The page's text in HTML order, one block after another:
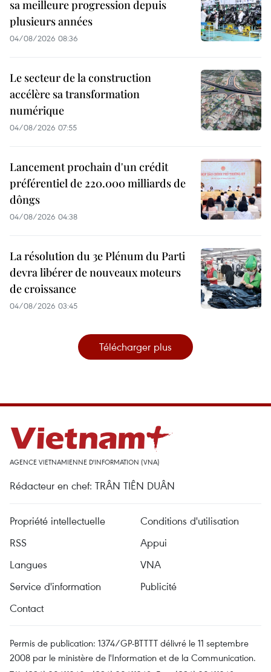
sa meilleure progression depuis
plusieurs années
04/08/2026 08:36
Le secteur de la construction
accélère sa transformation
numérique
04/08/2026 07:55
Lancement prochain d'un crédit
préférentiel de 220.000 milliards de
dôngs
04/08/2026 04:38
La résolution du 3e Plénum du Parti
devra libérer de nouveaux moteurs
de croissance
04/08/2026 03:45
Télécharger plus
AGENCE VIETNAMIENNE D'INFORMATION (VNA)
Rédacteur en chef: TRÂN TIÊN DUÂN
Propriété intellectuelle
Conditions d'utilisation
RSS
Appui
Langues
VNA
Service d'information
Publicité
Contact
Permis de publication: 1374/GP-BTTTT délivré le 11 septembre
2008 par le ministère de l'Information et de la Communication.